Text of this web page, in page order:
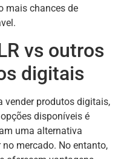
mais chances de
vs outros
digitais
vender produtos digitais,
disponíveis é
uma alternativa
mercado. No entanto,